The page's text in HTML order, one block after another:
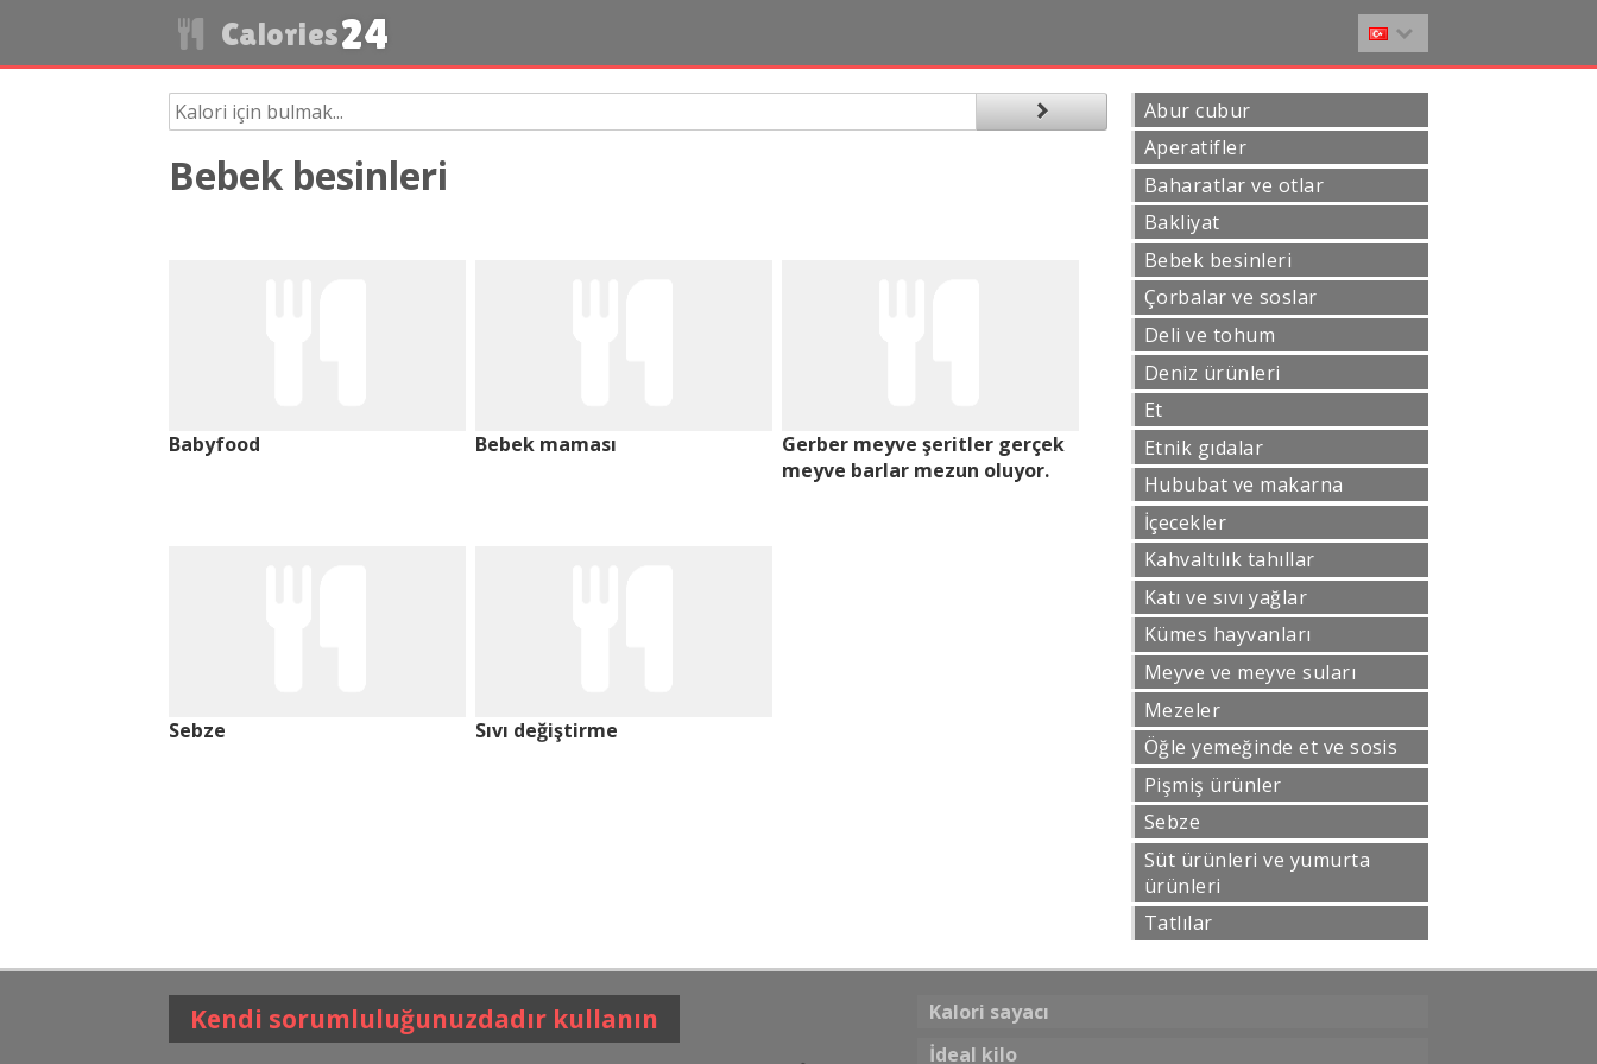
Calories24
Bebek besinleri
Babyfood Bebek maması
Gerber meyve şeritler gerçek
meyve barlar mezun oluyor.
Sebze Sıvı değiştirme
Abur cubur
Aperatifler
Baharatlar ve otlar
Bakliyat
Bebek besinleri
Çorbalar ve soslar
Deli ve tohum
Deniz ürünleri
Et
Etnik gıdalar
Hububat ve makarna
İçecekler
Kahvaltılık tahıllar
Katı ve sıvı yağlar
Kümes hayvanları
Meyve ve meyve suları
Mezeler
Öğle yemeğinde et ve sosis
Pişmiş ürünler
Sebze
Süt ürünleri ve yumurta
ürünleri
Tatlılar
Kendi sorumluluğunuzdadır kullanın
Kalori sayacı
İdeal kilo